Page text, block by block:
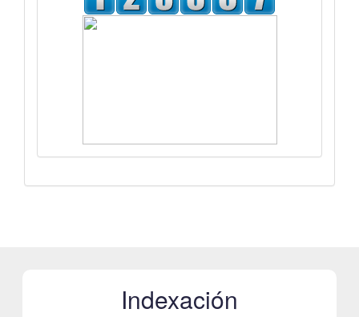
Indexación